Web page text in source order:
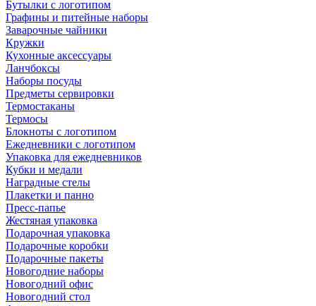
Бутылки с логотипом
Графины и питейные наборы
Заварочные чайники
Кружки
Кухонные аксессуары
Ланчбоксы
Наборы посуды
Предметы сервировки
Термостаканы
Термосы
Блокноты с логотипом
Ежедневники с логотипом
Упаковка для ежедневников
Кубки и медали
Наградные стелы
Плакетки и панно
Пресс-папье
Жестяная упаковка
Подарочная упаковка
Подарочные коробки
Подарочные пакеты
Новогодние наборы
Новогодний офис
Новогодний стол